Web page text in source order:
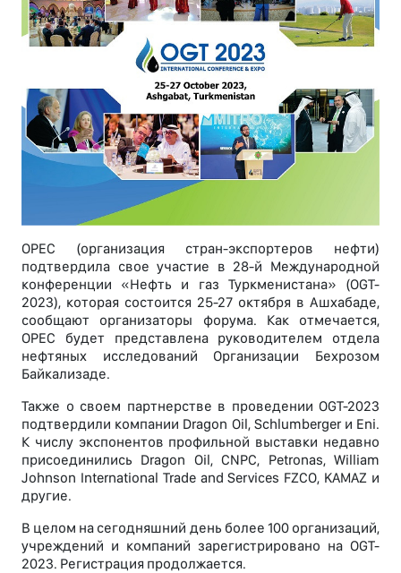
OPEC (организация стран-экспортеров нефти)
подтвердила свое участие в 28-й Международной
конференции «Нефть и газ Туркменистана» (OGT-
2023), которая состоится 25-27 октября в Ашхабаде,
сообщают организаторы форума. Как отмечается,
OPEC будет представлена руководителем отдела
нефтяных исследований Организации Бехрозом
Байкализаде.
Также о своем партнерстве в проведении OGT-2023
подтвердили компании Dragon Oil, Schlumberger и Eni.
К числу экспонентов профильной выставки недавно
присоединились Dragon Oil, CNPC, Petronas, William
Johnson International Trade and Services FZCO, KAMAZ и
другие.
В целом на сегодняшний день более 100 организаций,
учреждений и компаний зарегистрировано на OGT-
2023. Регистрация продолжается.